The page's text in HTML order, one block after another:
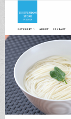
州の昔から変わらな
ます。